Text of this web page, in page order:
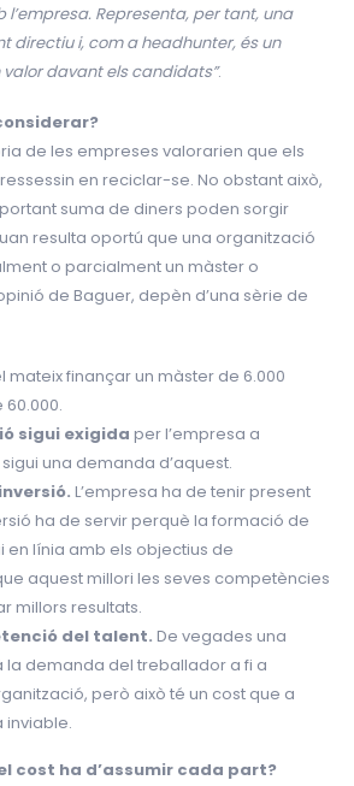
Representa, per tant, una
directiu i, com a headhunter, és un
davant els candidats”.
de les empreses valorarien que els
en reciclar-se. No obstant això,
suma de diners poden sorgir
resulta oportú que una organització
o parcialment un màster o
de Baguer, depèn d’una sèrie de
mateix finançar un màster de 6.000
sigui exigida per l’empresa a
una demanda d’aquest.
L’empresa ha de tenir present
ha de servir perquè la formació de
en línia amb els objectius de
aquest millori les seves competències
millors resultats.
del talent. De vegades una
la demanda del treballador a fi a
però això té un cost que a
inviable.
cost ha d’assumir cada part?